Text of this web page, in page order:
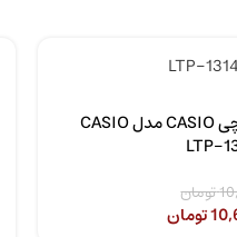
ساعت مچی CASIO مدل CASIO
LTP-
تومان
تومان